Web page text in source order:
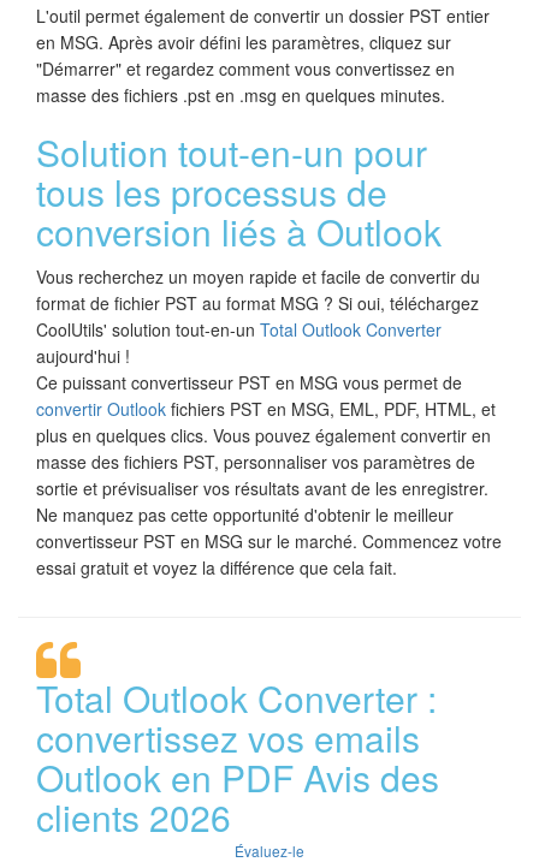
L'outil permet également de convertir un dossier PST entier
en MSG. Après avoir défini les paramètres, cliquez sur
"Démarrer" et regardez comment vous convertissez en
masse des fichiers .pst en .msg en quelques minutes.
Solution tout-en-un pour
tous les processus de
conversion liés à Outlook
Vous recherchez un moyen rapide et facile de convertir du
format de fichier PST au format MSG ? Si oui, téléchargez
CoolUtils' solution tout-en-un Total Outlook Converter
aujourd'hui !
Ce puissant convertisseur PST en MSG vous permet de
convertir Outlook fichiers PST en MSG, EML, PDF, HTML, et
plus en quelques clics. Vous pouvez également convertir en
masse des fichiers PST, personnaliser vos paramètres de
sortie et prévisualiser vos résultats avant de les enregistrer.
Ne manquez pas cette opportunité d'obtenir le meilleur
convertisseur PST en MSG sur le marché. Commencez votre
essai gratuit et voyez la différence que cela fait.
Total Outlook Converter :
convertissez vos emails
Outlook en PDF Avis des
clients 2026
Évaluez-le